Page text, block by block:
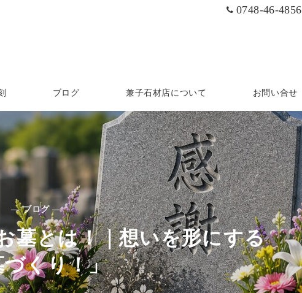
0748-46-4856
ブログ 兼子石材店について お問い合せ
— ブログ —
墓とは！｜想いを形にする
づくり！」